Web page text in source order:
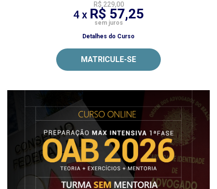
R$ 229,00
4 x R$ 57,25
sem juros
Detalhes do Curso
MATRICULE-SE